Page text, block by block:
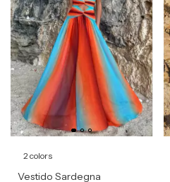
2 colors
Vestido Sardegna